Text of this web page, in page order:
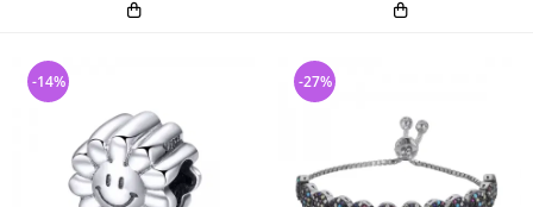
-14% -27%